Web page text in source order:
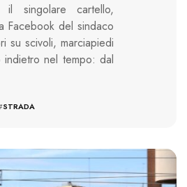
singolare cartello,
Facebook del sindaco
su scivoli, marciapiedi
nel tempo: dal
STRADA